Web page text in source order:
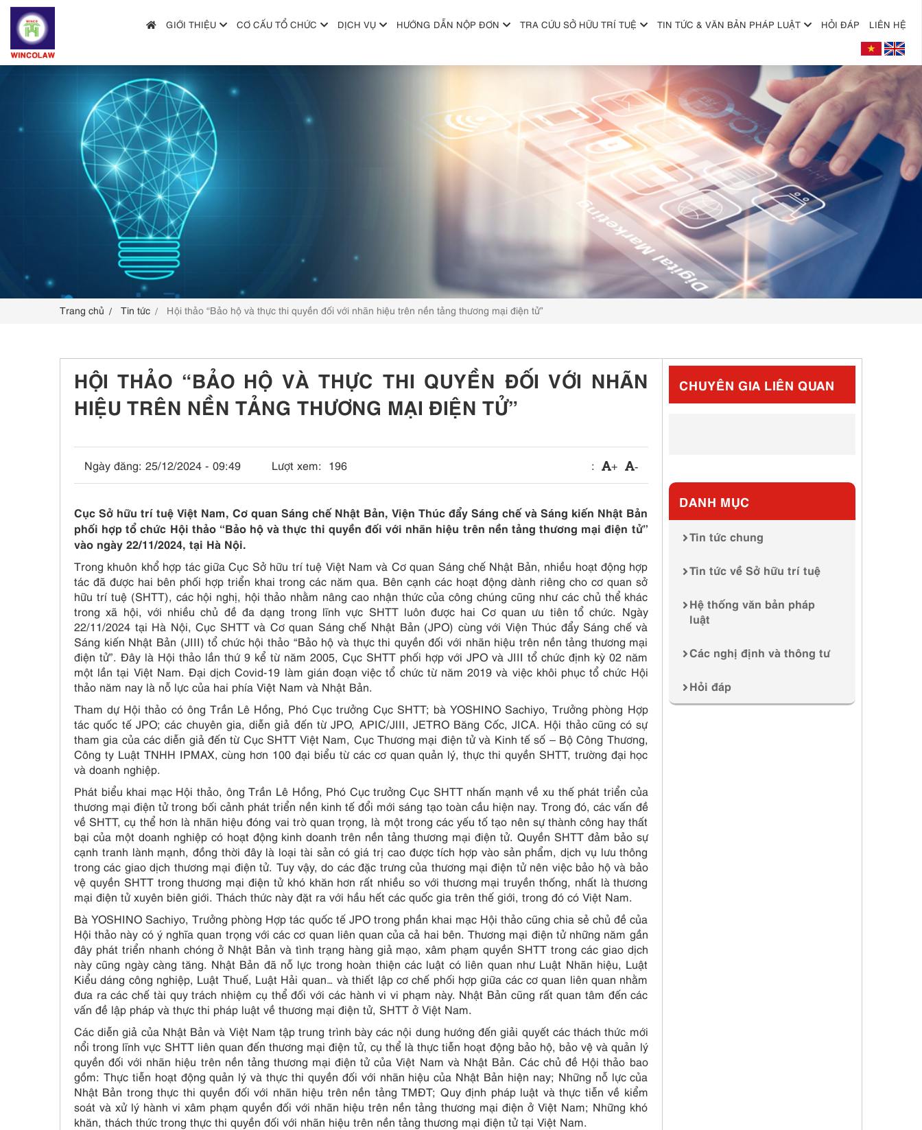
+
CƠ CẤU TỔ CHỨC +
+
HƯỚNG DẪN NỘP ĐƠN
TRA CỨU SỞ HỮU TRÍ TUỆ
TIN TỨC & VĂN BẢN PHÁP LUẬT
HỎI ĐÁP
GIỚI THIỆU CƠ CẤU TỔ CHỨC DỊCH VỤ HƯỚNG DẪN NỘP ĐƠN TRA CỨU SỞ HỮU TRÍ TUỆ TIN TỨC & VĂN BẢN PHÁP LUẬT HỎI ĐÁP LIÊN HỆ
Trang chủ Tin tức Hội thảo “Bảo hộ và thực thi quyền đối với nhãn hiệu trên nền tảng thương mại điện tử”
HỘI THẢO “BẢO HỘ VÀ THỰC THI QUYỀN ĐỐI VỚI NHÃN
HIỆU TRÊN NỀN TẢNG THƯƠNG MẠI ĐIỆN TỬ”
Ngày đăng: 25/12/2024 - 09:49 Lượt xem: 196 : + -
Cục Sở hữu trí tuệ Việt Nam, Cơ quan Sáng chế Nhật Bản, Viện Thúc đẩy Sáng chế và Sáng kiến Nhật Bản
phối hợp tổ chức Hội thảo “Bảo hộ và thực thi quyền đối với nhãn hiệu trên nền tảng thương mại điện tử”
vào ngày 22/11/2024, tại Hà Nội.
Trong khuôn khổ hợp tác giữa Cục Sở hữu trí tuệ Việt Nam và Cơ quan Sáng chế Nhật Bản, nhiều hoạt động hợp
tác đã được hai bên phối hợp triển khai trong các năm qua. Bên cạnh các hoạt động dành riêng cho cơ quan sở
hữu trí tuệ (SHTT), các hội nghị, hội thảo nhằm nâng cao nhận thức của công chúng cũng như các chủ thể khác
trong xã hội, với nhiều chủ đề đa dạng trong lĩnh vực SHTT luôn được hai Cơ quan ưu tiên tổ chức. Ngày
22/11/2024 tại Hà Nội, Cục SHTT và Cơ quan Sáng chế Nhật Bản (JPO) cùng với Viện Thúc đẩy Sáng chế và
Sáng kiến Nhật Bản (JIII) tổ chức hội thảo “Bảo hộ và thực thi quyền đối với nhãn hiệu trên nền tảng thương mại
điện tử”. Đây là Hội thảo lần thứ 9 kể từ năm 2005, Cục SHTT phối hợp với JPO và JIII tổ chức định kỳ 02 năm
một lần tại Việt Nam. Đại dịch Covid-19 làm gián đoạn việc tổ chức từ năm 2019 và việc khôi phục tổ chức Hội
thảo năm nay là nỗ lực của hai phía Việt Nam và Nhật Bản.
Tham dự Hội thảo có ông Trần Lê Hồng, Phó Cục trưởng Cục SHTT; bà YOSHINO Sachiyo, Trưởng phòng Hợp
tác quốc tế JPO; các chuyên gia, diễn giả đến từ JPO, APIC/JIII, JETRO Băng Cốc, JICA. Hội thảo cũng có sự
tham gia của các diễn giả đến từ Cục SHTT Việt Nam, Cục Thương mại điện tử và Kinh tế số – Bộ Công Thương,
Công ty Luật TNHH IPMAX, cùng hơn 100 đại biểu từ các cơ quan quản lý, thực thi quyền SHTT, trường đại học
và doanh nghiệp.
Phát biểu khai mạc Hội thảo, ông Trần Lê Hồng, Phó Cục trưởng Cục SHTT nhấn mạnh về xu thế phát triển của
thương mại điện tử trong bối cảnh phát triển nền kinh tế đổi mới sáng tạo toàn cầu hiện nay. Trong đó, các vấn đề
về SHTT, cụ thể hơn là nhãn hiệu đóng vai trò quan trọng, là một trong các yếu tố tạo nên sự thành công hay thất
bại của một doanh nghiệp có hoạt động kinh doanh trên nền tảng thương mại điện tử. Quyền SHTT đảm bảo sự
cạnh tranh lành mạnh, đồng thời đây là loại tài sản có giá trị cao được tích hợp vào sản phẩm, dịch vụ lưu thông
trong các giao dịch thương mại điện tử. Tuy vậy, do các đặc trưng của thương mại điện tử nên việc bảo hộ và bảo
vệ quyền SHTT trong thương mại điện tử khó khăn hơn rất nhiều so với thương mại truyền thống, nhất là thương
mại điện tử xuyên biên giới. Thách thức này đặt ra với hầu hết các quốc gia trên thế giới, trong đó có Việt Nam.
Bà YOSHINO Sachiyo, Trưởng phòng Hợp tác quốc tế JPO trong phần khai mạc Hội thảo cũng chia sẻ chủ đề của
Hội thảo này có ý nghĩa quan trọng với các cơ quan liên quan của cả hai bên. Thương mại điện tử những năm gần
đây phát triển nhanh chóng ở Nhật Bản và tình trạng hàng giả mạo, xâm phạm quyền SHTT trong các giao dịch
này cũng ngày càng tăng. Nhật Bản đã nỗ lực trong hoàn thiện các luật có liên quan như Luật Nhãn hiệu, Luật
Kiểu dáng công nghiệp, Luật Thuế, Luật Hải quan… và thiết lập cơ chế phối hợp giữa các cơ quan liên quan nhằm
đưa ra các chế tài quy trách nhiệm cụ thể đối với các hành vi vi phạm này. Nhật Bản cũng rất quan tâm đến các
vấn đề lập pháp và thực thi pháp luật về thương mại điện tử, SHTT ở Việt Nam.
Các diễn giả của Nhật Bản và Việt Nam tập trung trình bày các nội dung hướng đến giải quyết các thách thức mới
nổi trong lĩnh vực SHTT liên quan đến thương mại điện tử, cụ thể là thực tiễn hoạt động bảo hộ, bảo vệ và quản lý
quyền đối với nhãn hiệu trên nền tảng thương mại điện tử của Việt Nam và Nhật Bản. Các chủ đề Hội thảo bao
gồm: Thực tiễn hoạt động quản lý và thực thi quyền đối với nhãn hiệu của Nhật Bản hiện nay; Những nỗ lực của
Nhật Bản trong thực thi quyền đối với nhãn hiệu trên nền tảng TMĐT; Quy định pháp luật và thực tiễn về kiểm
soát và xử lý hành vi xâm phạm quyền đối với nhãn hiệu trên nền tảng thương mại điện ở Việt Nam; Những khó
khăn, thách thức trong thực thi quyền đối với nhãn hiệu trên nền tảng thương mại điện tử tại Việt Nam.
CHUYÊN GIA LIÊN QUAN
DANH MỤC
Tin tức chung
Tin tức về Sở hữu trí tuệ
Hệ thống văn bản pháp
luật
Các nghị định và thông tư
Hỏi đáp